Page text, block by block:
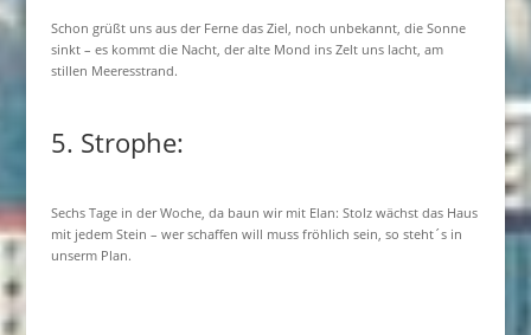
Schon grüßt uns aus der Ferne das Ziel, noch unbekannt, die Sonne
sinkt – es kommt die Nacht, der alte Mond ins Zelt uns lacht, am
stillen Meeresstrand.
5. Strophe:
Sechs Tage in der Woche, da baun wir mit Elan: Stolz wächst das Haus
mit jedem Stein – wer schaffen will muss fröhlich sein, so steht´s in
unserm Plan.